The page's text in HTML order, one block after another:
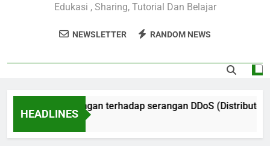
Edukasi , Sharing, Tutorial Dan Belajar
NEWSLETTER RANDOM NEWS
HEADLINES
Perlindungan terhadap serangan DDoS (Distributed
1 Year Ago